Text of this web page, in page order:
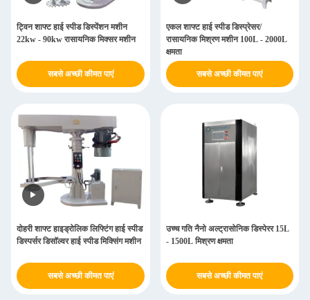
ट्विन शाफ्ट हाई स्पीड डिस्पेंशन मशीन
22kw - 90kw रासायनिक मिक्सर मशीन
सबसे अच्छी कीमत पाएं
एकल शाफ्ट हाई स्पीड डिस्प्रेसर/
रासायनिक मिश्रण मशीन 100L - 2000L
क्षमता
सबसे अच्छी कीमत पाएं
दोहरी शाफ्ट हाइड्रोलिक लिफ्टिंग हाई स्पीड
डिस्पर्सर डिसॉल्वर हाई स्पीड मिक्सिंग मशीन
सबसे अच्छी कीमत पाएं
उच्च गति नैनो अल्ट्रासोनिक डिस्पेरर 15L
- 1500L मिश्रण क्षमता
सबसे अच्छी कीमत पाएं